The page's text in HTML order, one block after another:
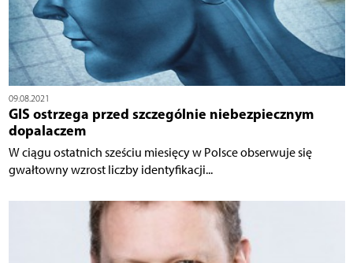
09.08.2021
GIS ostrzega przed szczególnie niebezpiecznym
dopalaczem
W ciągu ostatnich sześciu miesięcy w Polsce obserwuje się
gwałtowny wzrost liczby identyfikacji...